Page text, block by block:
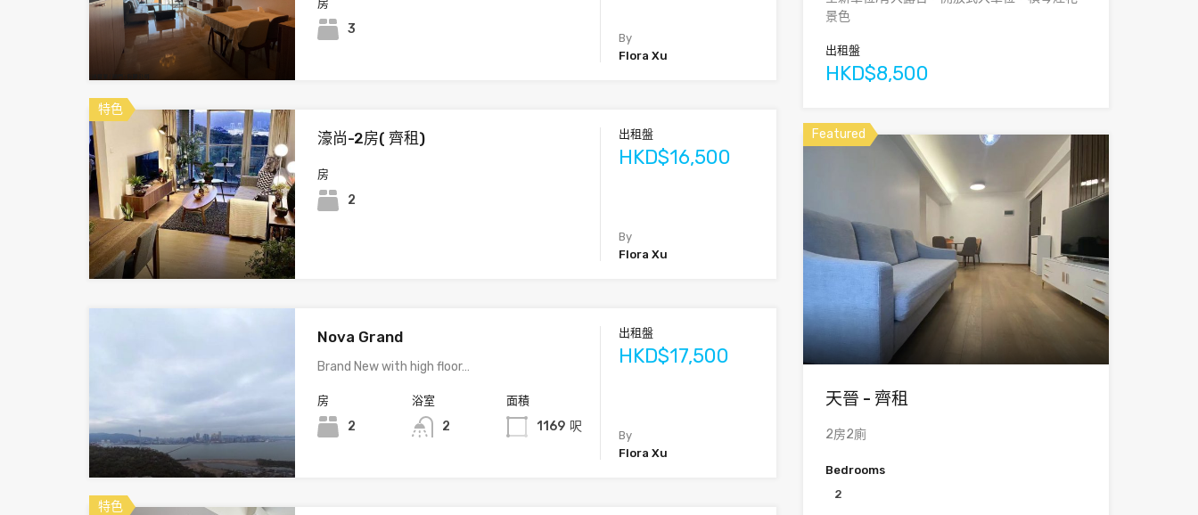
房
3
By
Flora Xu
特色
濠尚-2房( 齊租)
房
2
出租盤
HKD$16,500
By
Flora Xu
Nova Grand
Brand New with high floor…
房
2
浴室
2
面積
1169 呎
出租盤
HKD$17,500
By
Flora Xu
特色
景色
出租盤
HKD$8,500
Featured
天晉 - 齊租
2房2廁
Bedrooms
2